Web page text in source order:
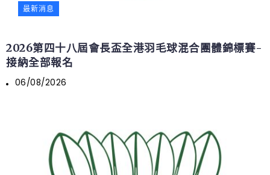
最新消息
2026第四十八屆會長盃全港羽毛球混合團體錦標賽-
接納全部報名
06/08/2026